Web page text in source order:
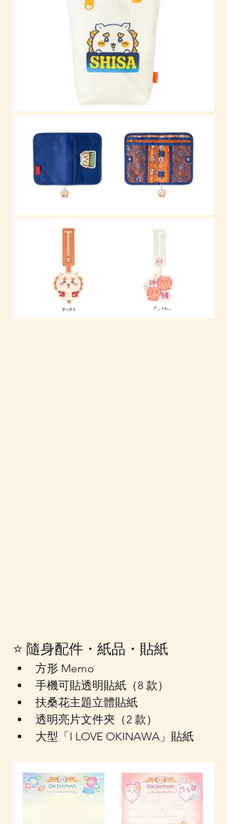
⭐ 隨身配件・紙品・貼紙
方形 Memo
手機可貼透明貼紙（8 款）
扶桑花主題立體貼紙
透明亮片文件夾（2 款）
大型「I LOVE OKINAWA」貼紙